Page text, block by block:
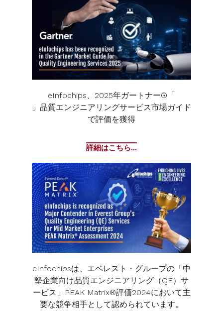
eInfochips、2025年ガートナー®「
」品質エンジニアリングサービス市場ガイド
で評価を獲得
詳細はこちら...
eInfochipsは、エベレスト・グループの「中
堅企業向け品質エンジニアリング（QE）サ
ービス」PEAK Matrix®評価2024において主
要な競争相手として認められています。